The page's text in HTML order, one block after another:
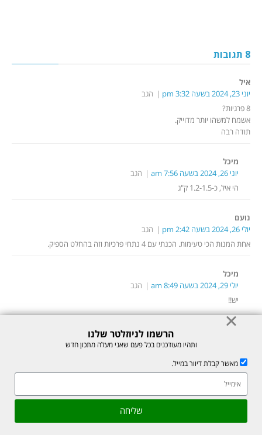
8 תגובות
איל
יוני 23, 2024 בשעה 3:32 pm
הגב
8 פרגיות?
אשמח למשהו יותר מדוייק.
תודה רבה
מיכל
יוני 26, 2024 בשעה 7:56 am
הגב
הי איל, כ-1.2-1.5 ק"ג
נועם
יולי 26, 2024 בשעה 2:42 pm
הגב
אחת המנות הכי טעימות. הכנתי עם 4 נתחי פרכיות וזה בהחלט הספיק.
מיכל
יולי 29, 2024 בשעה 8:49 am
הגב
יש!!
הגב
מיכל
יולי 29, 2024 בשעה 8:49 am
הגב
היי נועם תודה על ההודעה – שמחה לשמוע שאהבת!
גלילה
לראש
הרשמו לניוזלטר שלנו
ותהיו מעודכנים בכל פעם שאני מעלה מתכון חדש
מאשר קבלת דיוור במייל.
שליחה